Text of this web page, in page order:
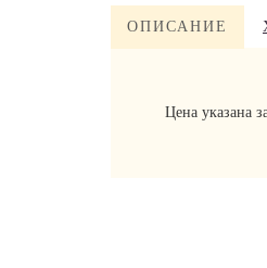
ОПИСАНИЕ
Цена указана